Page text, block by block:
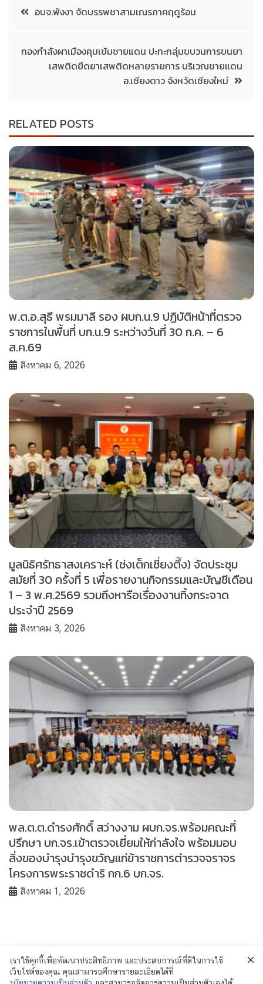
อบจ.พังงา จัดบรรพชาสามเณรภาคฤดูร้อน
กองกำลังผาเมืองคุมเข้มชายแดน ปะทะกลุ่มขบวนการขนยา
เสพติดยึดยาเสพติดหลายรายการ บริเวณชายแดน
อ.เชียงดาว จังหวัดเชียงใหม่
RELATED POSTS
พ.ต.อ.สุธี พรมมาลี รอง ผบก.น.9 ปฏิบัติหน้าที่ตรวจ
ราชการในพื้นที่ บก.น.9 ระหว่างวันที่ 30 ก.ค. – 6
ส.ค.69
สิงหาคม 6, 2026
มูลนิธิศรัทธาสงเคราะห์ (ช่งเต็กเซี่ยงตึ๊ง) จัดประชุม
สมัยที่ 30 ครั้งที่ 5 เพื่อรายงานกิจกรรมและบัญชีเดือน
1 – 3 พ.ศ.2569 รวมถึงหารือเรื่องงานทิ้งกระจาด
ประจำปี 2569
สิงหาคม 3, 2026
พล.ต.ต.ดำรงศักดิ์ สว่างงาม ผบก.จร.พร้อมคณะที่
ปรึกษา บก.จร.เข้าตรวจเยี่ยมให้กำลังใจ พร้อมมอบ
สิ่งของบำรุงบำรุงขวัญแก่ข้าราชการตำรวจจราจร
โครงการพระราชดำริ กก.6 บก.จร.
สิงหาคม 1, 2026
เราใช้คุกกี้เพื่อพัฒนาประสิทธิภาพ และประสบการณ์ที่ดีในการใช้
เว็บไซต์ของคุณ คุณสามารถศึกษารายละเอียดได้ที่